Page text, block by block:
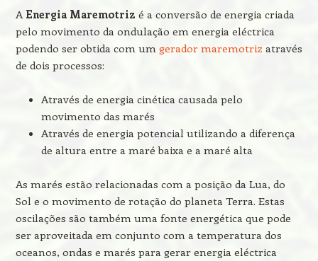
A Energia Maremotriz é a conversão de energia criada
pelo movimento da ondulação em energia eléctrica
podendo ser obtida com um gerador maremotriz através
de dois processos:
Através de energia cinética causada pelo
movimento das marés
Através de energia potencial utilizando a diferença
de altura entre a maré baixa e a maré alta
As marés estão relacionadas com a posição da Lua, do
Sol e o movimento de rotação do planeta Terra. Estas
oscilações são também uma fonte energética que pode
ser aproveitada em conjunto com a temperatura dos
oceanos, ondas e marés para gerar energia eléctrica